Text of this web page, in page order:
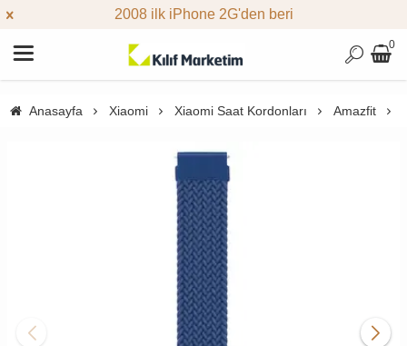
2008 ilk iPhone 2G'den beri
0
Anasayfa Xiaomi Xiaomi Saat Kordonları Amazfit